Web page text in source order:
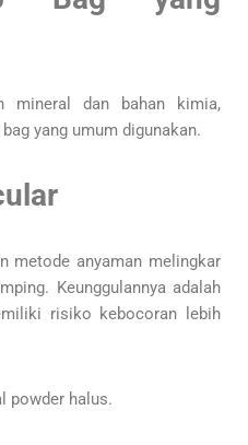
mineral dan bahan kimia,
yang umum digunakan.
metode anyaman melingkar
Keunggulannya adalah
risiko kebocoran lebih
powder halus.